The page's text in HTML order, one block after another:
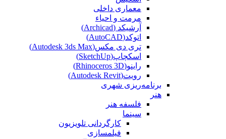
معماری داخلی
مرمت و احیاء
آرشیکد (Archicad)
اتوکد(AutoCAD)
تری دی مکس(Autodesk 3ds Max)
اسکچاپ(SketchUp)
راینو(Rhinoceros 3D)
رویت(Autodesk Revit)
برنامه‌ریزی شهری
هنر
فلسفه هنر
سینما
کارگردانی تلویزیون
فیلمسازی